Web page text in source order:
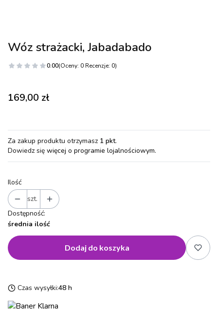
Wóz strażacki, Jabadabado
0.00(Oceny: 0 Recenzje: 0)
Cena
169,00 zł
Za zakup produktu otrzymasz 1 pkt.
Dowiedz się więcej o programie lojalnościowym.
Ilość
szt.
Dostępność:
średnia ilość
Dodaj do koszyka
Czas wysyłki:48 h